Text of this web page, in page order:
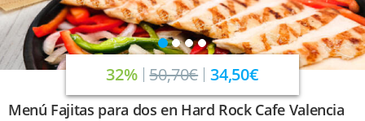
32% 50,70€ 34,50€
Menú Fajitas para dos en Hard Rock Cafe Valencia